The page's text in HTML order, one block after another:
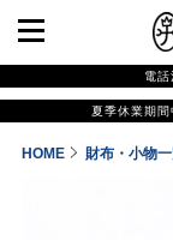
電
夏季休業期
HOME 財布・小物